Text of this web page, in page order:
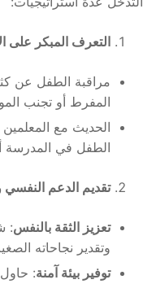
التعرف المبكر على
مراقبة الطفل عن
المفرط أو تجنب
الحديث مع
الطفل في المدرسة
تقديم الدعم النفسي
تعزيز الثقة بالنفس:
وتقدير نجاحاته
توفير بيئة آمنة: